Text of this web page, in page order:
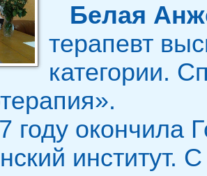
Белая
терапевт
категории.
году окончила
институт.